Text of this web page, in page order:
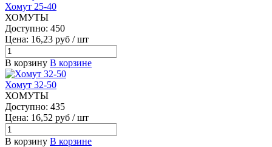
Хомут 25-40
ХОМУТЫ
Доступно: 450
Цена: 16,23 руб / шт
В корзину В корзине
Хомут 32-50
ХОМУТЫ
Доступно: 435
Цена: 16,52 руб / шт
В корзину В корзине